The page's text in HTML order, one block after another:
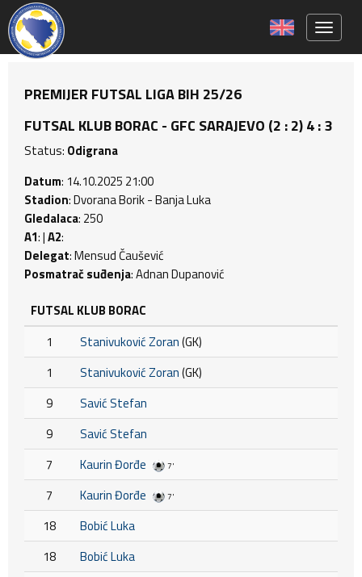
PREMIJER FUTSAL LIGA BIH 25/26
FUTSAL KLUB BORAC - GFC SARAJEVO (2 : 2) 4 : 3
Status: Odigrana
Datum: 14.10.2025 21:00
Stadion: Dvorana Borik - Banja Luka
Gledalaca: 250
A1: |A2:
Delegat: Mensud Čaušević
Posmatrač suđenja: Adnan Dupanović
FUTSAL KLUB BORAC
1
Stanivuković Zoran(GK)
1
Stanivuković Zoran(GK)
9
Savić Stefan
9
Savić Stefan
7
Kaurin Đorđe 7'
7 Kaurin Đorđe 7'
18
Bobić Luka
18
Bobić Luka